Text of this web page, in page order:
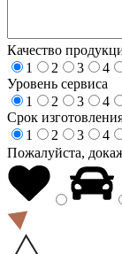
Качество
1
2 3 4
Уровень сервиса
1
2 3 4
Срок
1
2 3 4
Пожалуйста,